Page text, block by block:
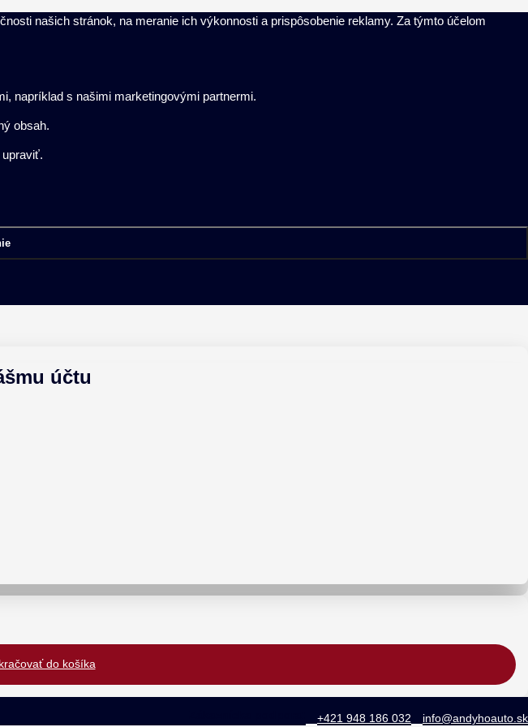
našich stránok, na meranie ich výkonnosti a prispôsobenie reklamy. Za týmto účelom
napríklad s našimi marketingovými partnermi.
obsah.
účtu
do košíka
+421 948 186 032 info@andyhoauto.sk